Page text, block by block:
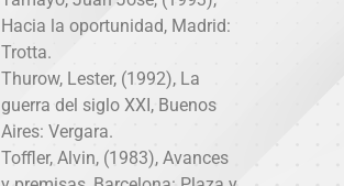
Hacia la oportunidad, Madrid:
Trotta.
Thurow, Lester, (1992), La
guerra del siglo XXI, Buenos
Aires: Vergara.
Toffler, Alvin, (1983), Avances